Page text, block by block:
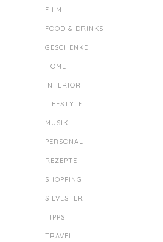
FILM
FOOD & DRINKS
GESCHENKE
HOME
INTERIOR
LIFESTYLE
MUSIK
PERSONAL
REZEPTE
SHOPPING
SILVESTER
TIPPS
TRAVEL